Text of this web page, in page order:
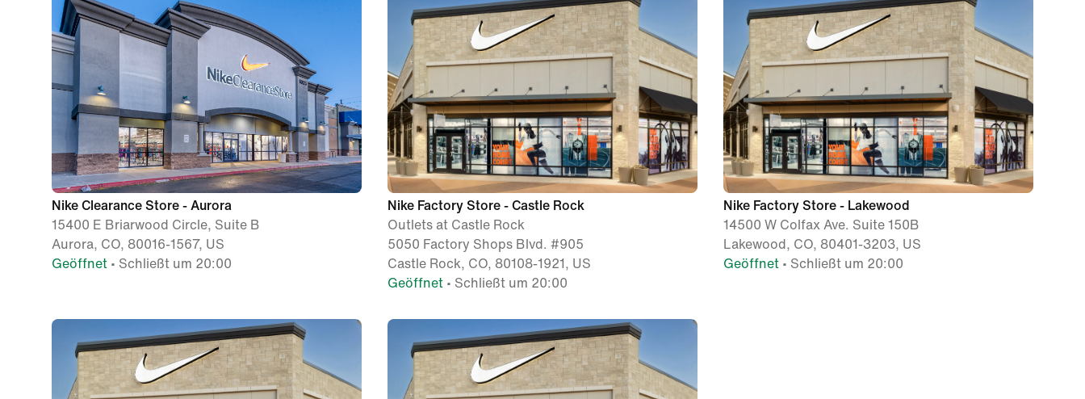
Nike Clearance Store - Aurora
15400 E Briarwood Circle, Suite B
Aurora, CO, 80016-1567, US
Geöffnet • Schließt um 20:00
Nike Factory Store - Castle Rock
Outlets at Castle Rock
5050 Factory Shops Blvd. #905
Castle Rock, CO, 80108-1921, US
Geöffnet • Schließt um 20:00
Nike Factory Store - Lakewood
14500 W Colfax Ave. Suite 150B
Lakewood, CO, 80401-3203, US
Geöffnet • Schließt um 20:00